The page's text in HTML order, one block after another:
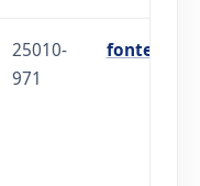
25010-
971
fonte